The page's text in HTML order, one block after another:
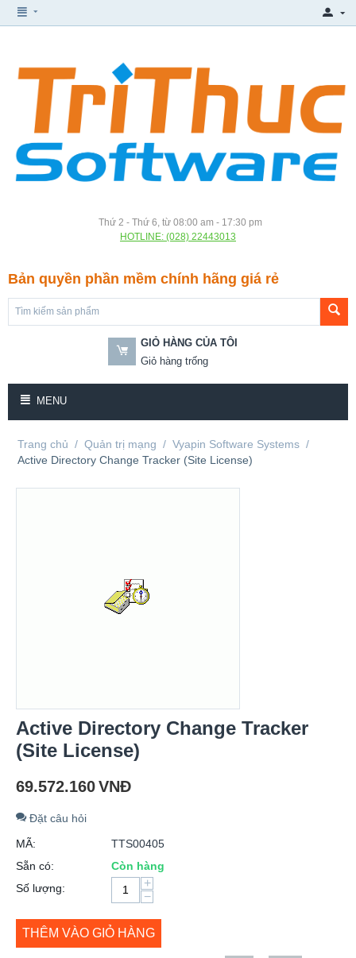
Thứ 2 - Thứ 6, từ 08:00 am - 17:30 pm
HOTLINE: (028) 22443013
Bản quyền phần mềm chính hãng giá rẻ
GIỎ HÀNG CỦA TÔI
Giỏ hàng trống
MENU
Trang chủ / Quản trị mạng / Vyapin Software Systems /
Active Directory Change Tracker (Site License)
Active Directory Change Tracker
(Site License)
69.572.160VNĐ
Đặt câu hỏi
MÃ:
TTS00405
Sẵn có:
Còn hàng
Số lượng:
+
−
THÊM VÀO GIỎ HÀNG